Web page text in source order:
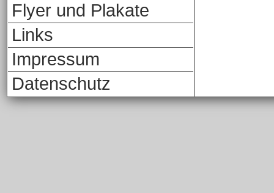
Flyer und Plakate
Links
Impressum
Datenschutz